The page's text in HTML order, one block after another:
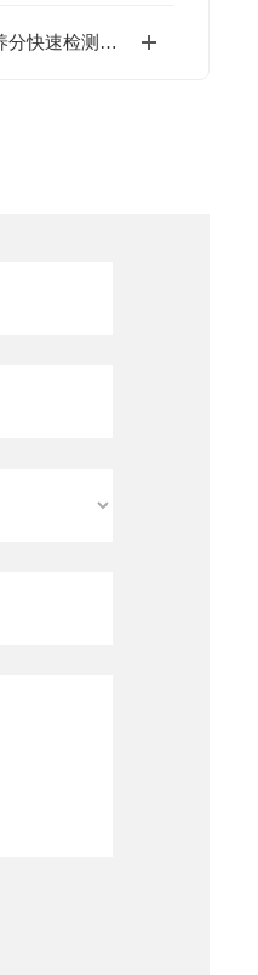
YN-FYC肥料养分快速检测仪检测项目有哪些？